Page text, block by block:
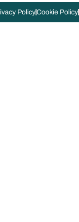
PolicyCookie Policy